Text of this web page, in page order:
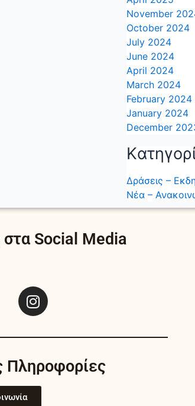
November
October 2024
July 2024
June 2024
April 2024
March 2024
February 2024
January 2024
December
Δράσεις –
Νέα –
Social Media
I
n
t
g
r
Πληροφορίες